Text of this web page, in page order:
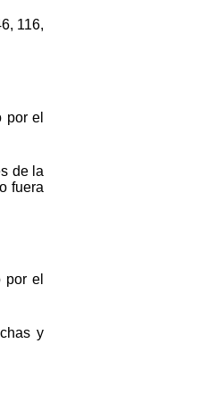
116,
por el
de la
fuera
el
y